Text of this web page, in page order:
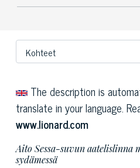
The description is
translate in your language.
www.lionard.com
Aito Sessa-suvun aatelislinna
sydämessä